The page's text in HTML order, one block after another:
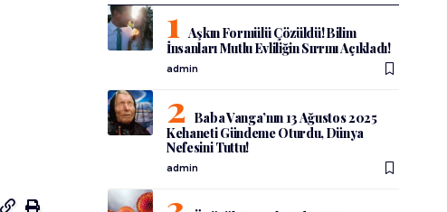
Aşkın Formülü Çözüldü! Bilim
İnsanları Mutlu Evliliğin Sırrını Açıkladı!
admin
Baba Vanga’nın 13 Ağustos 2025
Kehaneti Gündeme Oturdu, Dünya
Nefesini Tuttu!
admin